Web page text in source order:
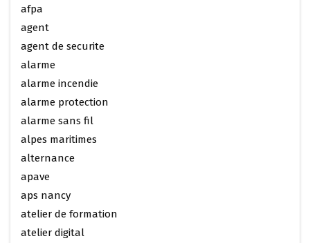
afpa
agent
agent de securite
alarme
alarme incendie
alarme protection
alarme sans fil
alpes maritimes
alternance
apave
aps nancy
atelier de formation
atelier digital